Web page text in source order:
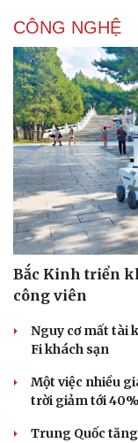
CÔNG NGHỆ
Bắc Kinh triển
công viên
Nguy cơ mất tài
Fi khách sạn
Một việc nhiều
trời giảm tới
Trung Quốc